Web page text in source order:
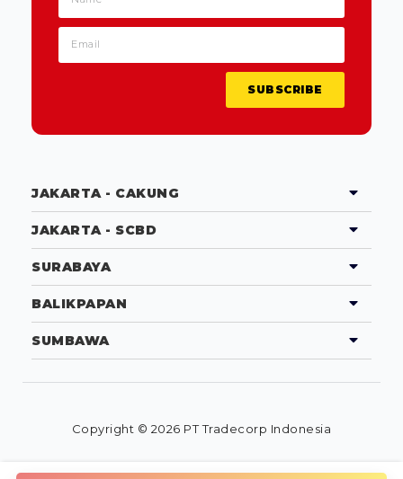
SUBSCRIBE
JAKARTA - CAKUNG
JAKARTA - SCBD
SURABAYA
BALIKPAPAN
SUMBAWA
Copyright © 2026 PT Tradecorp Indonesia